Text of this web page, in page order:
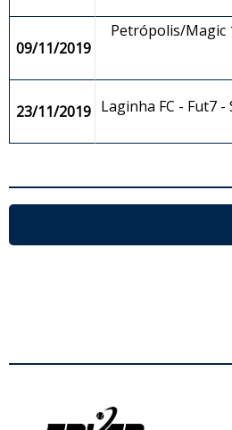
09/11/2019
Petrópolis/Magic
23/11/2019 Laginha FC - Fut7 -